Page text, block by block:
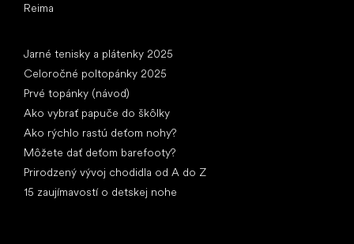
Reima
Jarné tenisky a plátenky 2025
Celoročné poltopánky 2025
Prvé topánky (návod)
Ako vybrať papuče do škôlky
Ako rýchlo rastú deťom nohy?
Môžete dať deťom barefooty?
Prirodzený vývoj chodidla od A do Z
15 zaujímavostí o detskej nohe